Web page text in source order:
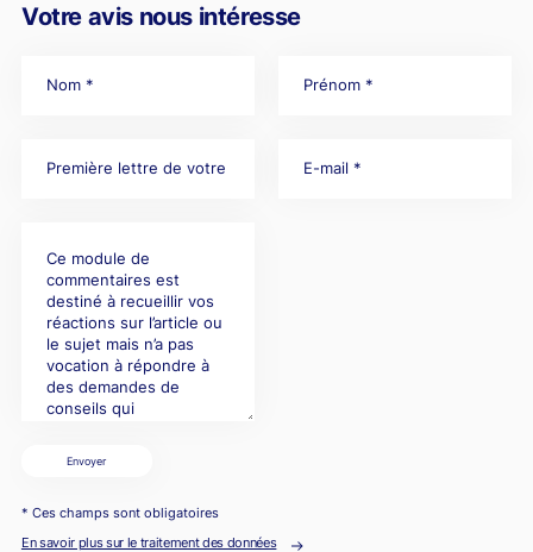
Votre avis nous intéresse
Envoyer
* Ces champs sont obligatoires
En savoir plus sur le traitement des données